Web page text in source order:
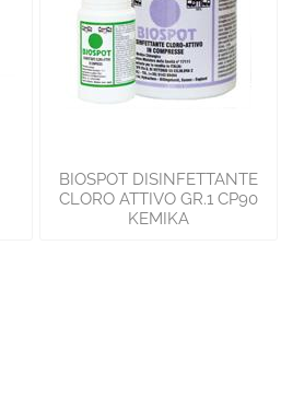
BIOSPOT DISINFETTANTE
CLORO ATTIVO GR.1 CP90
KEMIKA